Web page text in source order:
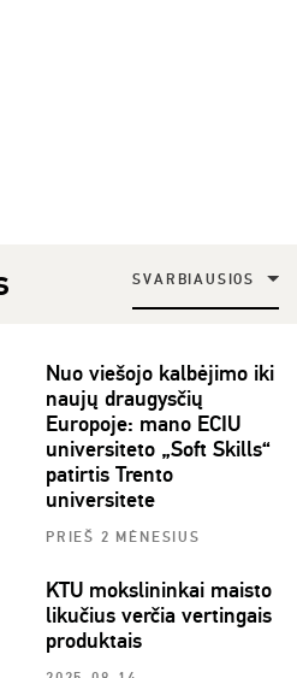
SVARBIAUSIOS
Nuo viešojo kalbėjimo iki
naujų draugysčių
Europoje: mano ECIU
universiteto „Soft Skills“
patirtis Trento
universitete
PRIEŠ 2 MĖNESIUS
KTU mokslininkai maisto
likučius verčia vertingais
produktais